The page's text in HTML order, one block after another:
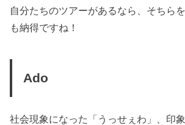
自分たちのツアーがあるなら、そちら
も納得ですね！
Ado
社会現象になった「うっせぇわ」、印